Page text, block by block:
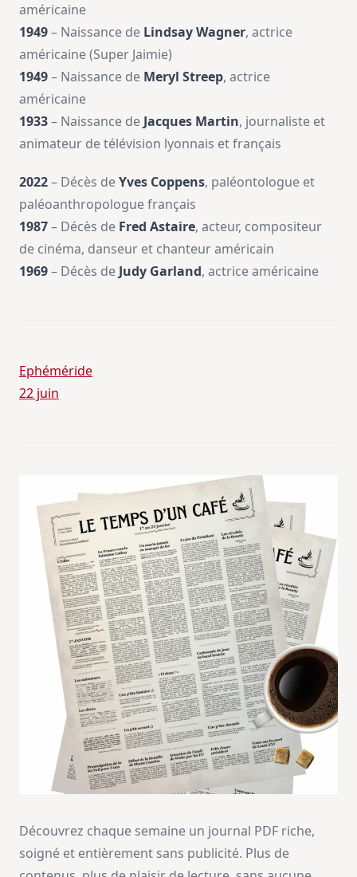
américaine
1949– Naissance de Lindsay Wagner, actrice
américaine (Super Jaimie)
1949– Naissance de Meryl Streep, actrice
américaine
1933– Naissance de Jacques Martin, journaliste et
animateur de télévision lyonnais et français
2022– Décès deYves Coppens, paléontologue et
paléoanthropologue français
1987– Décès de Fred Astaire, acteur, compositeur
de cinéma, danseur et chanteur américain
1969– Décès de Judy Garland, actrice américaine
Ephéméride
22 juin
Découvrez chaque semaine un journal PDF riche,
soigné et entièrement sans publicité. Plus de